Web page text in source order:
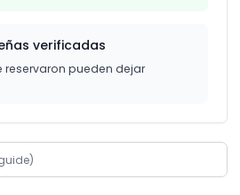
verificadas
reservaron pueden dejar